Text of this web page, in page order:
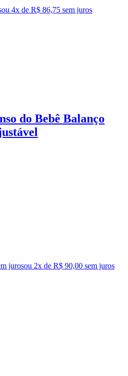
ou 4x de R$ 86,75 sem juros
do Bebê Balanço
jurosou 2x de R$ 90,00 sem juros